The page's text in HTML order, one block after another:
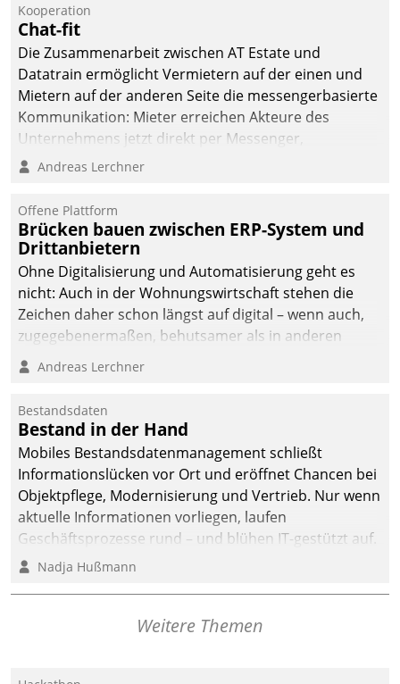
Kooperation
Chat-fit
Die Zusammenarbeit zwischen AT Estate und
Datatrain ermöglicht Vermietern auf der einen und
Mietern auf der anderen Seite die messengerbasierte
Kommunikation: Mieter erreichen Akteure des
Unternehmens jetzt direkt per Messenger,
Mitarbeiter oder Dienstleister empfangen oder
Andreas Lerchner
Offene Plattform
Brücken bauen zwischen ERP-System und
Drittanbietern
Ohne Digitalisierung und Automatisierung geht es
nicht: Auch in der Wohnungswirtschaft stehen die
Zeichen daher schon längst auf digital – wenn auch,
zugegebenermaßen, behutsamer als in anderen
Branchen.
Andreas Lerchner
Bestandsdaten
Bestand in der Hand
Mobiles Bestandsdatenmanagement schließt
Informationslücken vor Ort und eröffnet Chancen bei
Objektpflege, Modernisierung und Vertrieb. Nur wenn
aktuelle Informationen vorliegen, laufen
Geschäftsprozesse rund – und blühen IT-gestützt auf.
Nadja Hußmann
Weitere Themen